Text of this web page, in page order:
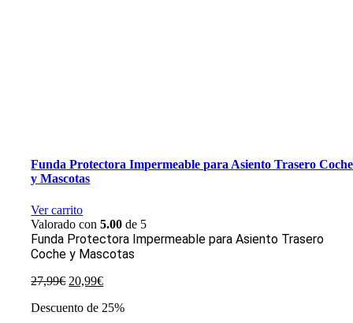
Funda Protectora Impermeable para Asiento Trasero Coche
y Mascotas
Ver carrito
Valorado con5.00 de 5
Funda Protectora Impermeable para Asiento Trasero
Coche y Mascotas
27,99€ El
original
20,99€El
actual
Descuento de 25%